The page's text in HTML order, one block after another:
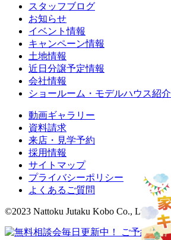
スタッフブログ
お知らせ
イベント情報
キャンペーン情報
土地情報
近日分譲予定情報
会社情報
ショールーム・モデルハウス紹介
動画ギャラリー
資料請求
来店・見学予約
採用情報
サイトマップ
プライバシーポリシー
よくあるご質問
©2023 Nattoku Jutaku Kobo Co., Ltd.